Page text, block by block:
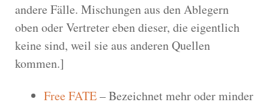
andere Fälle. Mischungen aus den Ablegern
oben oder Vertreter eben dieser, die eigentlich
keine sind, weil sie aus anderen Quellen
kommen.]
Free FATE– Bezeichnet mehr oder minder